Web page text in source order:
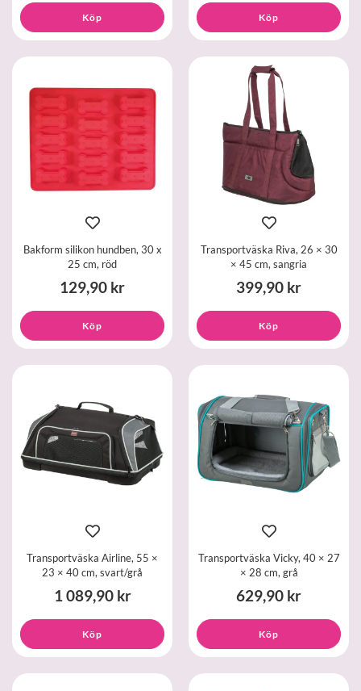
Köp Köp
Bakform silikon hundben, 30 x
25 cm, röd
129,90 kr
Köp
Transportväska Riva, 26 × 30
× 45 cm, sangria
399,90 kr
Köp
Transportväska Airline, 55 ×
23 × 40 cm, svart/grå
1 089,90 kr
Köp
Transportväska Vicky, 40 × 27
× 28 cm, grå
629,90 kr
Köp